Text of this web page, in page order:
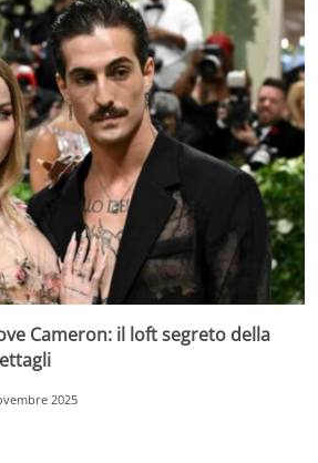
Cameron: il loft segreto della
2025